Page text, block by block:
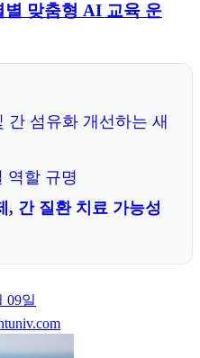
별 맞춤형 AI 교육 운
간 섬유화 개선하는 새
역할 규명
, 간 질환 치료 가능성
09일